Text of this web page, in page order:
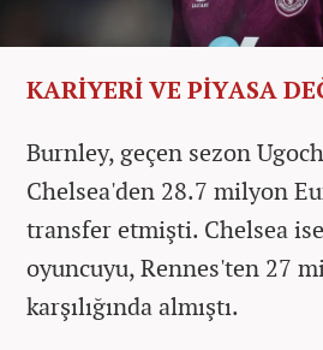
KARİYERİ VE PİYASA
Burnley, geçen sezon
Chelsea'den 28.7 milyon
transfer etmişti. Chelsea
oyuncuyu, Rennes'ten 27
karşılığında almıştı.